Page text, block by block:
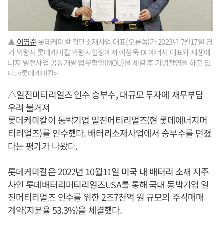
▲ 이영준 롯데케미칼 첨단소재사업 대표(오른쪽)가 2023년 7월17일 경
기 의왕시 롯데케미칼 의왕사업장에서 이정욱 DL에너지 대표와 재생에
너지 발전사업 공동개발 업무협약(MOU)을 체결 후 기념촬영을 하고 있
다. <롯데케미칼>
△일진머티리얼즈 인수 승부수, 대규모 투자에 재무부담
우려 불거져
롯데케미칼이 동박기업 일진머티리얼즈(현 롯데에너지머
티리얼즈)를 인수했다. 배터리소재사업에서 승부수를 던졌
다는 평가가 나왔다.
롯데케미칼은 2022년 10월11일 미국 내 배터리 소재 지주
사인 롯데배터리머티리얼즈USA를 통해 국내 동박기업 일
진머티리얼즈 인수를 위한 2조7천억 원 규모의 주식매매
계약(지분율 53.3%)을 체결했다.